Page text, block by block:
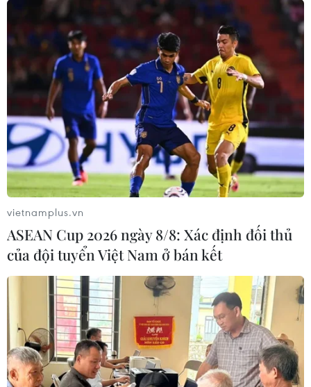
vietnamplus.vn
ASEAN Cup 2026 ngày 8/8: Xác định đối thủ
của đội tuyển Việt Nam ở bán kết